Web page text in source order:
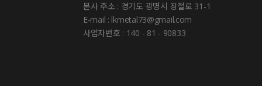
본사 주소 : 경기도 광명시 장절로 31-1
E-mail : lkmetal73@gmail.com
사업자번호 : 140 - 81 - 90833